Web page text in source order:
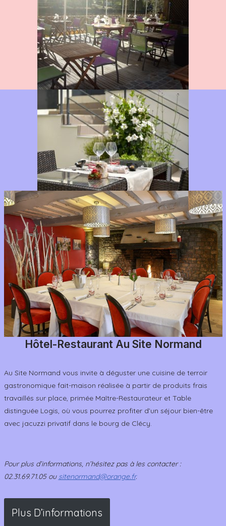
Hôtel-Restaurant Au Site Normand
Au Site Normand vous invite à déguster une cuisine de terroir
gastronomique fait-maison réalisée à partir de produits frais
travaillés sur place, primée Maître-Restaurateur et Table
distinguée Logis, où vous pourrez profiter d’un séjour bien-être
avec jacuzzi privatif dans le bourg de Clécy.
Pour plus d’informations, n’hésitez pas à les contacter :
02.31.69.71.05 ou sitenormand@orange.fr.
Plus D’informations